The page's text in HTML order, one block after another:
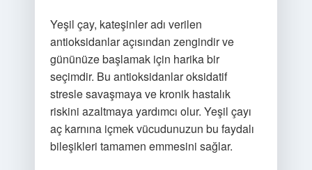
Yeşil çay, kateşinler adı verilen
antioksidanlar açısından zengindir ve
gününüze başlamak için harika bir
seçimdir. Bu antioksidanlar oksidatif
stresle savaşmaya ve kronik hastalık
riskini azaltmaya yardımcı olur. Yeşil çayı
aç karnına içmek vücudunuzun bu faydalı
bileşikleri tamamen emmesini sağlar.